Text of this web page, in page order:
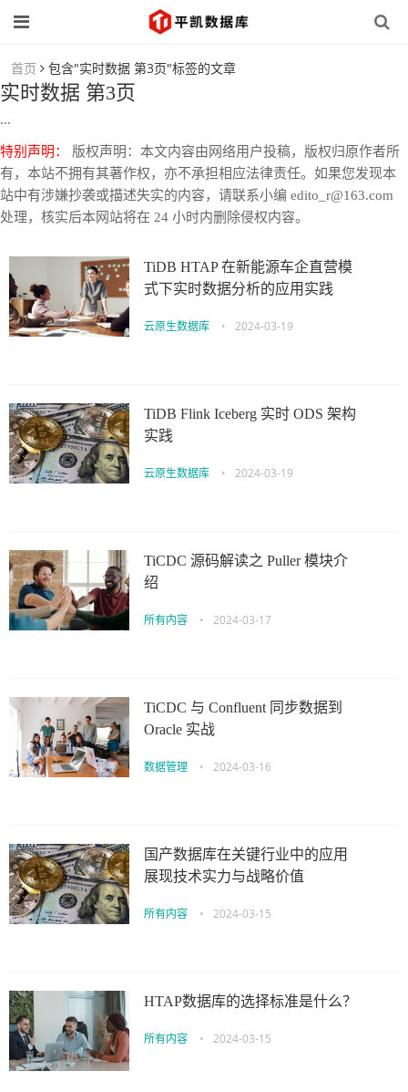
首页 包含"实时数据 第3页"标签的文章
实时数据 第3页
...
特别声明：
版权声明：本文内容由网络用户投稿，版权归原作者所
有，本站不拥有其著作权，亦不承担相应法律责任。如果您发现本
站中有涉嫌抄袭或描述失实的内容，请联系小编 edito_r@163.com
处理，核实后本网站将在 24 小时内删除侵权内容。
TiDB HTAP 在新能源车企直营模
式下实时数据分析的应用实践
云原生数据库 • 2024-03-19
TiDB Flink Iceberg 实时 ODS 架构
实践
云原生数据库 • 2024-03-19
TiCDC 源码解读之 Puller 模块介
绍
所有内容 • 2024-03-17
TiCDC 与 Confluent 同步数据到
Oracle 实战
数据管理 • 2024-03-16
国产数据库在关键行业中的应用
展现技术实力与战略价值
所有内容 • 2024-03-15
HTAP数据库的选择标准是什么？
所有内容 • 2024-03-15